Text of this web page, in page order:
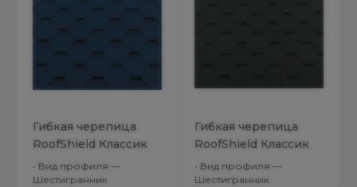
Гибкая черепица
RoofShield Классик
Стандарт Синий
• Вид профиля —
Шестигранник
Гибкая черепица
RoofShield Классик
Стандарт Зеленый
Антик
• Вид профиля —
Шестигранник